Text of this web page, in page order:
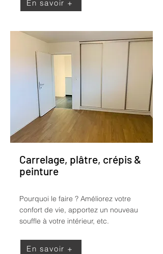
En savoir +
Carrelage, plâtre, crépis &
peinture
Pourquoi le faire ? Améliorez votre
confort de vie, apportez un nouveau
souffle à votre intérieur, etc.
En savoir +